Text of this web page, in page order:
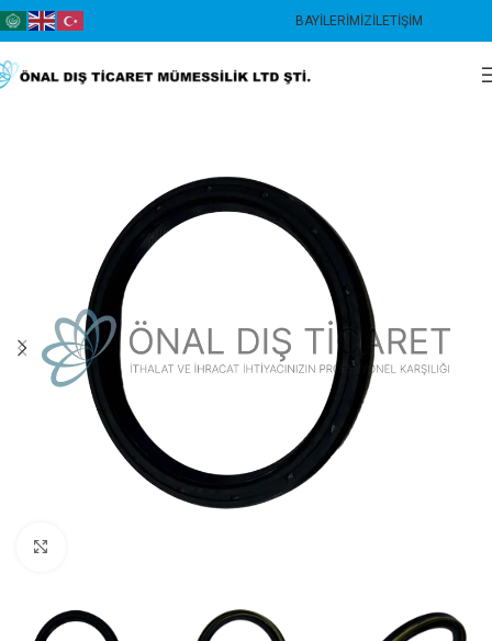
BAYILERIMIZİLETIŞIM